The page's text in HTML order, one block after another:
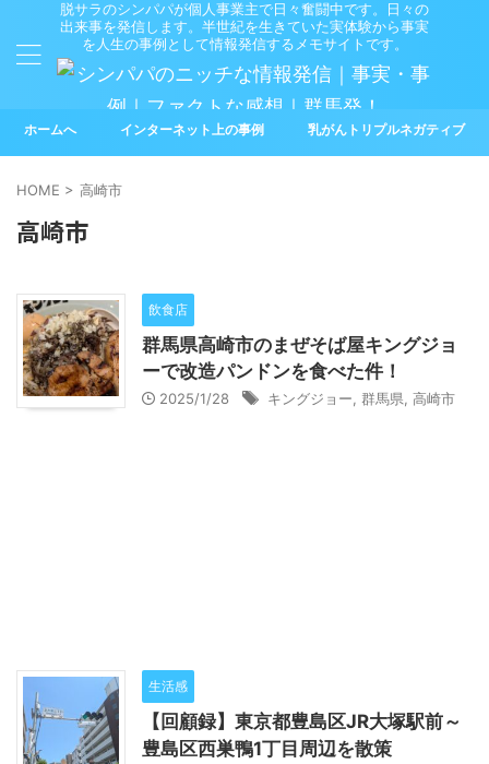
脱サラのシンパパが個人事業主で日々奮闘中です。日々の
出来事を発信します。半世紀を生きていた実体験から事実
を人生の事例として情報発信するメモサイトです。
ホームへ インターネット上の事例 乳がんトリプルネガティブ
HOME > 高崎市
高崎市
飲食店
群馬県高崎市のまぜそば屋キングジョ
ーで改造パンドンを食べた件！
2025/1/28 キングジョー 群馬県 高崎市
生活感
【回顧録】東京都豊島区JR大塚駅前～
豊島区西巣鴨1丁目周辺を散策